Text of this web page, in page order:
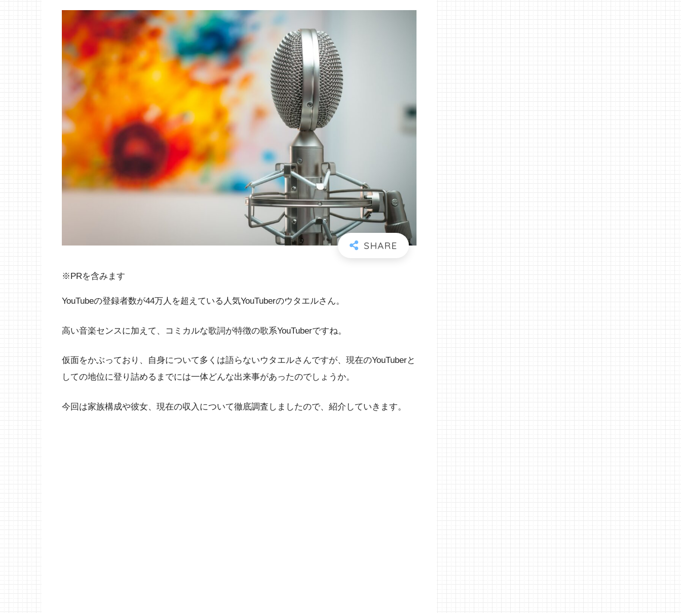
※PRを含みます
YouTubeの登録者数が44万人を超えている人気YouTuberのウタエルさん。
高い音楽センスに加えて、コミカルな歌詞が特徴の歌系YouTuberですね。
仮面をかぶっており、自身について多くは語らないウタエルさんですが、現在のYouTuberと
しての地位に登り詰めるまでには一体どんな出来事があったのでしょうか。
今回は家族構成や彼女、現在の収入について徹底調査しましたので、紹介していきます。